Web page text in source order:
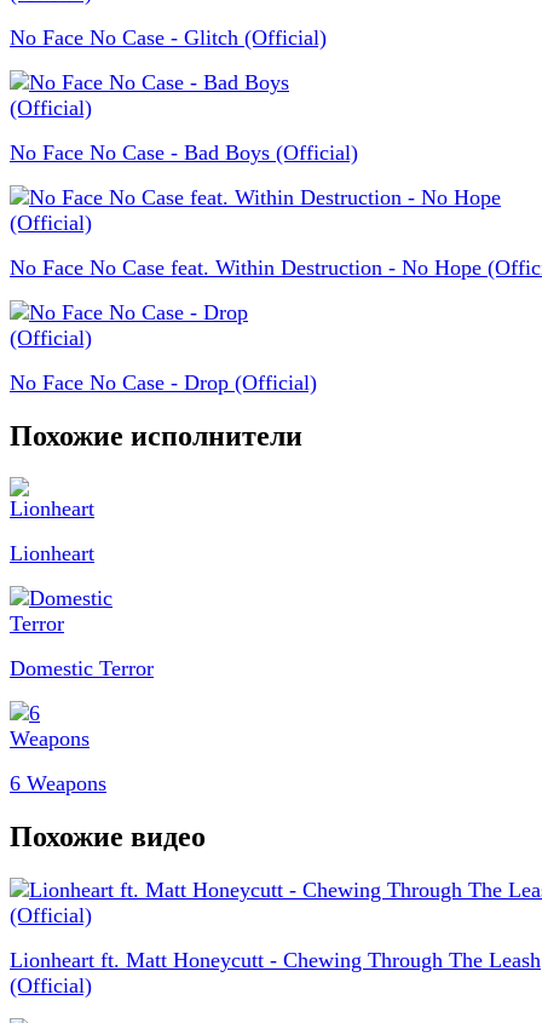
No Face No Case - Glitch (Official)
No Face No Case - Bad Boys (Official)
No Face No Case feat. Within Destruction - No Hope
No Face No Case - Drop (Official)
Похожие исполнители
Lionheart
Domestic Terror
6 Weapons
Похожие видео
Lionheart ft. Matt Honeycutt - Chewing Through The Leash
(Official)